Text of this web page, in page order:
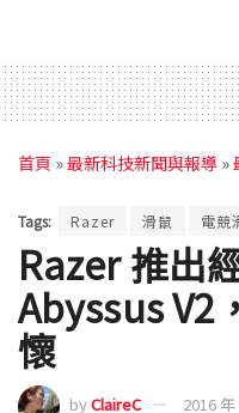
首頁 »最新科技新聞與報導 »
Tags: Razer 滑鼠 電競
Razer 推出
Abyssus V2
懷
byClaireC 2016